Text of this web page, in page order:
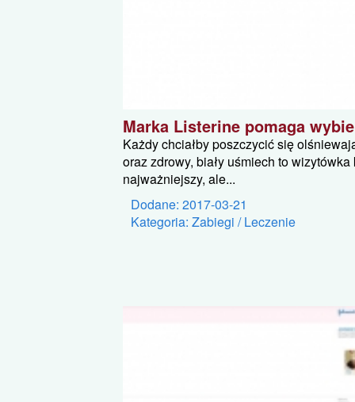
Marka Listerine pomaga
Każdy chciałby poszczycić się
oraz zdrowy, biały uśmiech to
najważniejszy, ale...
Dodane: 2017-03-21
Kategoria: Zabiegi / Leczenie